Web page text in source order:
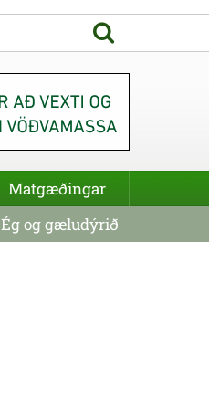
Matgæðingar
Ég og gæludýrið